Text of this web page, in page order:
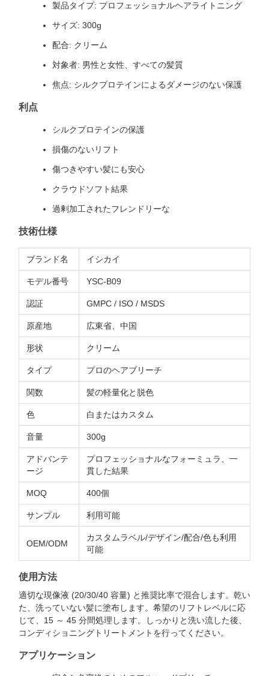
製品タイプ: プロフェッショナルヘアライトニング
サイズ: 300g
配合: クリーム
対象者: 男性と女性、すべての髪質
焦点: シルクプロテインによるダメージのない保護
利点
シルクプロテインの保護
損傷のないリフト
傷つきやすい髪にも安心
クラウドソフト結果
過剰加工されたフレンドリーな
技術仕様
ブランド名 イシカイ
モデル番号 YSC-B09
認証 GMPC / ISO / MSDS
原産地 広東省、中国
形状 クリーム
タイプ プロのヘアブリーチ
関数 髪の軽量化と脱色
色 白またはカスタム
音量 300g
アドバンテ
ージ
プロフェッショナルなフォーミュラ、一
貫した結果
MOQ 400個
サンプル 利用可能
OEM/ODM
カスタムラベル/デザイン/配合/色も利用
可能
使用方法
適切な現像液 (20/30/40 容量) と推奨比率で混合します。乾い
た、洗っていない髪に塗布します。希望のリフトレベルに応
じて、15 ～ 45 分間処理します。しっかりと洗い流した後、
コンディショニングトリートメントを行ってください。
アプリケーション